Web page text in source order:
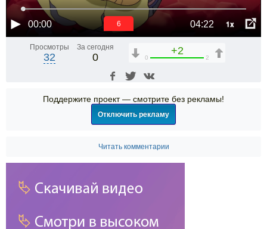
00:00 04:22 1x
6
Просмотры
32
За сегодня
0
+2
0 2
Поддержите проект — смотрите без рекламы!
Отключить рекламу
Читать комментарии